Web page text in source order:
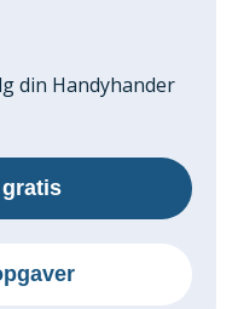
din Handyhander